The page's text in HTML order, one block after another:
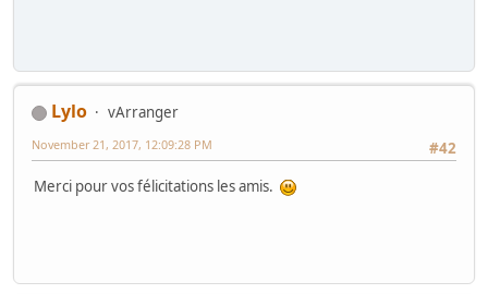
Lylo
vArranger
#42
November 21, 2017, 12:09:28 PM
Merci pour vos félicitations les amis.